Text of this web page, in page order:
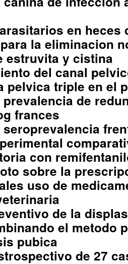
en heces
la eliminacion
estruvita y cistina
del canal
pelvica triple en el
de
frances
con
sobre la
uso de
de la
el metodo
pubica
de 27